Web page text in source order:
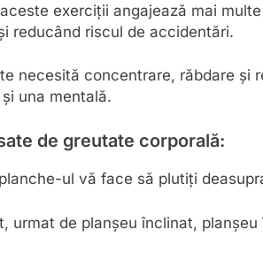
exerciții angajează mai
reducând riscul de accidentări.
necesită concentrare, răbdare și
una mentală.
de greutate corporală:
ul vă face să plutiți
urmat de planșeu înclinat, planșeu